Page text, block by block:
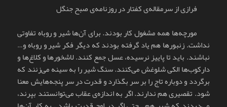
فرازی از سرمقاله‌ی کفتار در روزنامه‌ی صبح جنگل
مورچه‌ها همه مشغول کار بودند. برای آن‌ها شیر و روباه تفاوتی
نداشت. زنبورها هم یاد گرفته بودند که دیگر فکر شیر و روباه و…
نباشند. باید تا پاییز نرسیده، عسل جمع کنند. لاشخورها و کلاغ‌ها و
دارکوب‌ها الکی شلوغش می‌کنند. سنگ شیر را به سینه می‌زنند که
برگردد و دوباره تاج را بر سر بگذارد و قدرت در سر پنجه‌هایش معنا
شود. تقصیری هم ندارند. اگر به اندازه‌ی عقاب می‌توانستند بپرند،